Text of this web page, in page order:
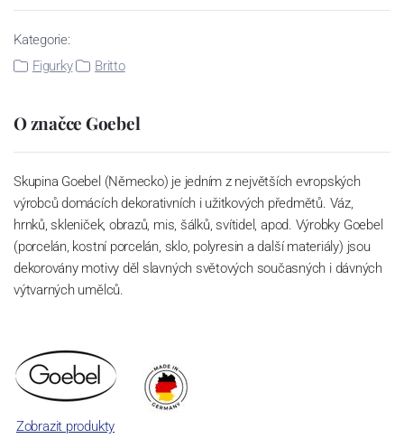
Kategorie:
Figurky
Britto
O značce Goebel
Skupina Goebel (Německo) je jedním z největších evropských
výrobců domácích dekorativních i užitkových předmětů. Váz,
hrnků, skleniček, obrazů, mis, šálků, svítidel, apod. Výrobky Goebel
(porcelán, kostní porcelán, sklo, polyresin a další materiály) jsou
dekorovány motivy děl slavných světových současných i dávných
výtvarných umělců.
Zobrazit produkty